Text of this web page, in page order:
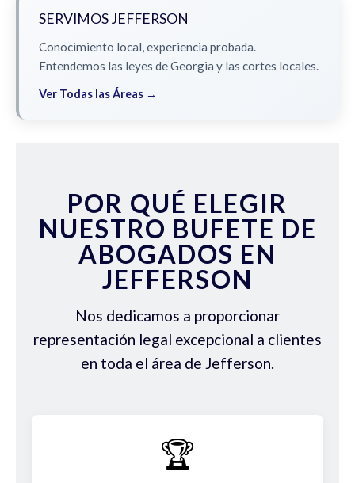
SERVIMOS JEFFERSON
Conocimiento local, experiencia probada.
Entendemos las leyes de Georgia y las cortes locales.
Ver Todas las Áreas →
POR QUÉ ELEGIR
NUESTRO BUFETE DE
ABOGADOS EN
JEFFERSON
Nos dedicamos a proporcionar
representación legal excepcional a clientes
en toda el área de Jefferson.
🏆